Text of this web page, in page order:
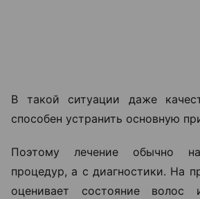
В такой ситуации даже
способен устранить основную
Поэтому лечение обычно
процедур, а с диагностики. На
оценивает состояние